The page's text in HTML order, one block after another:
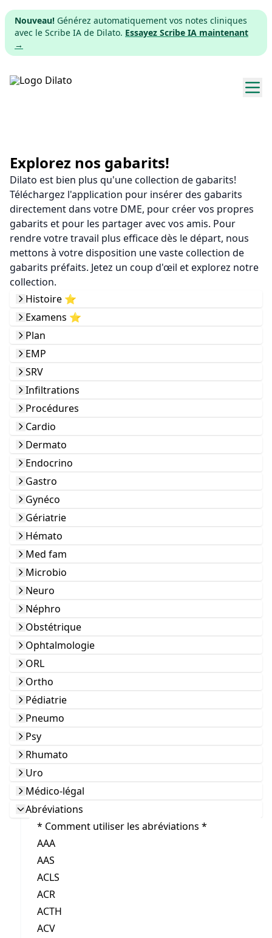
Nouveau! Générez automatiquement vos notes cliniques
avec le Scribe IA de Dilato. Essayez Scribe IA maintenant
→
Tarifs
Télécharger
App web
S'inscrire
Explorez nos gabarits!
Dilato est bien plus qu'une collection de gabarits!
Téléchargez l'application pour insérer des gabarits
directement dans votre DME, pour créer vos propres
gabarits et pour les partager avec vos amis. Pour
rendre votre travail plus efficace dès le départ, nous
mettons à votre disposition une vaste collection de
gabarits préfaits. Jetez un coup d'œil et explorez notre
collection.
Histoire ⭐️
Examens ⭐️
Plan
EMP
SRV
Infiltrations
Procédures
Cardio
Dermato
Endocrino
Gastro
Gynéco
Gériatrie
Hémato
Med fam
Microbio
Neuro
Néphro
Obstétrique
Ophtalmologie
ORL
Ortho
Pédiatrie
Pneumo
Psy
Rhumato
Uro
Médico-légal
Abréviations
* Comment utiliser les abréviations *
AAA
AAS
ACLS
ACR
ACTH
ACV